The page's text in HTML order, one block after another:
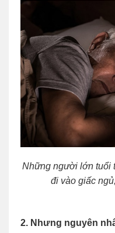
Những người lớn tuổi
đi vào giấc
2. Nhưng nguyên